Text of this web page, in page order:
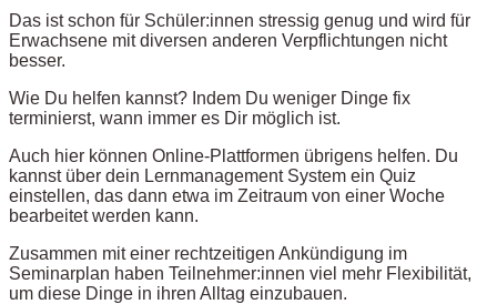
Das ist schon für Schüler:innen stressig genug und wird für
Erwachsene mit diversen anderen Verpflichtungen nicht
besser.
Wie Du helfen kannst? Indem Du weniger Dinge fix
terminierst, wann immer es Dir möglich ist.
Auch hier können Online-Plattformen übrigens helfen. Du
kannst über dein Lernmanagement System ein Quiz
einstellen, das dann etwa im Zeitraum von einer Woche
bearbeitet werden kann.
Zusammen mit einer rechtzeitigen Ankündigung im
Seminarplan haben Teilnehmer:innen viel mehr Flexibilität,
um diese Dinge in ihren Alltag einzubauen.